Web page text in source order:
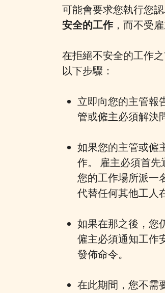
可能會要求您執行您
安全的工作，而不受
在拒絕不安全的工作
以下步驟：
立即向您的主管報
管或僱主必須解決
如果您的主管或僱
作。 雇主必須首
您的工作場所派一
代替任何其他工人
如果在那之後，您
僱主必須通知工作
發佈命令。
在此期間，您不需